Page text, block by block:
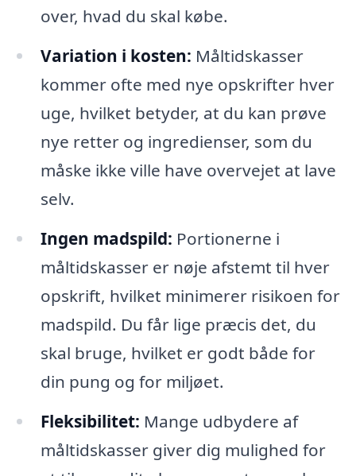
over, hvad du skal købe.
Variation i kosten: Måltidskasser
kommer ofte med nye opskrifter hver
uge, hvilket betyder, at du kan prøve
nye retter og ingredienser, som du
måske ikke ville have overvejet at lave
selv.
Ingen madspild: Portionerne i
måltidskasser er nøje afstemt til hver
opskrift, hvilket minimerer risikoen for
madspild. Du får lige præcis det, du
skal bruge, hvilket er godt både for
din pung og for miljøet.
Fleksibilitet: Mange udbydere af
måltidskasser giver dig mulighed for